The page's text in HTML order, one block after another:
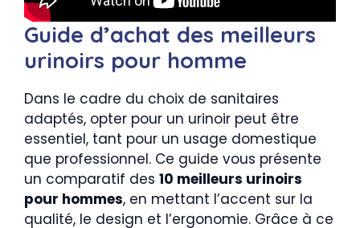
Guide d’achat des meilleurs
urinoirs pour homme
Dans le cadre du choix de sanitaires
adaptés, opter pour un urinoir peut être
essentiel, tant pour un usage domestique
que professionnel. Ce guide vous présente
un comparatif des 10 meilleurs urinoirs
pour hommes, en mettant l’accent sur la
qualité, le design et l’ergonomie. Grâce à ce